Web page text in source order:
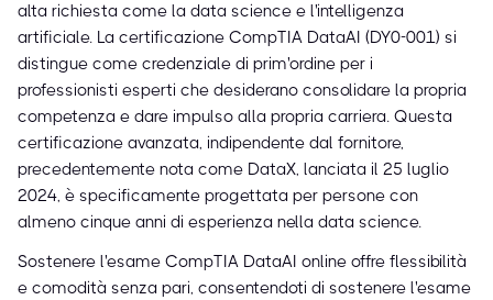
alta richiesta come la data science e l'intelligenza
artificiale. La certificazione CompTIA DataAI (DY0-001) si
distingue come credenziale di prim'ordine per i
professionisti esperti che desiderano consolidare la propria
competenza e dare impulso alla propria carriera. Questa
certificazione avanzata, indipendente dal fornitore,
precedentemente nota come DataX, lanciata il 25 luglio
2024, è specificamente progettata per persone con
almeno cinque anni di esperienza nella data science.
Sostenere l'esame CompTIA DataAI online offre flessibilità
e comodità senza pari, consentendoti di sostenere l'esame